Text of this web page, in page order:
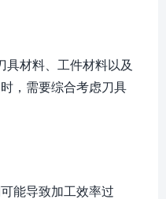
材料、工件材料以及
，需要综合考虑刀具
能导致加工效率过